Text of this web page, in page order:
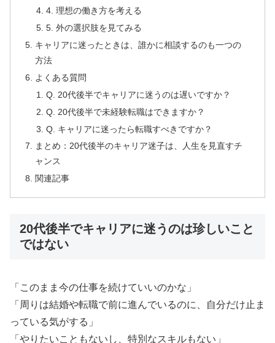
4. 理想の働き方を考える
5. 外の選択肢を見てみる
キャリアに迷ったときは、誰かに相談するのも一つの
方法
よくある質問
Q. 20代後半でキャリアに迷うのは遅いですか？
Q. 20代後半で未経験転職はできますか？
Q. キャリアに迷ったら転職すべきですか？
まとめ：20代後半のキャリア迷子は、人生を見直すチ
ャンス
関連記事
20代後半でキャリアに迷うのは珍しいこと
ではない
「このまま今の仕事を続けていいのかな」
「周りは結婚や転職で前に進んでいるのに、自分だけ止ま
っている気がする」
「やりたいこともないし、特別なスキルもない」